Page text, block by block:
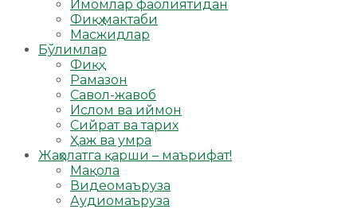
Имомлар фаолиятидан
Фиқҳ мактаби
Масжидлар
Бўлимлар
Фиқҳ
Рамазон
Савол-жавоб
Ислом ва иймон
Сийрат ва тарих
Ҳаж ва умра
Жаҳолатга қарши – маърифат!
Мақола
Видеомаъруза
Аудиомаъруза